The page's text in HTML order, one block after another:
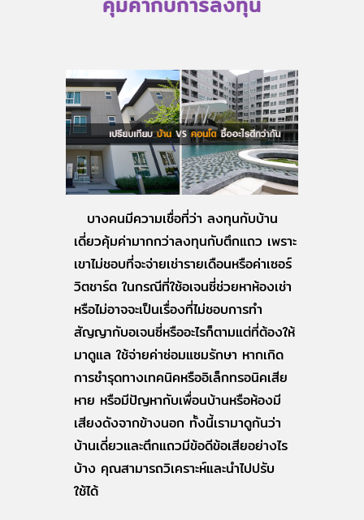
บางคนมีความเชื่อที่ว่า ลงทุนกับบ้าน
เดี่ยวคุ้มค่ามากกว่าลงทุนกับตึกแถว เพราะ
เขาไม่ชอบที่จะจ่ายเช่ารายเดือนหรือค่าเซอร์
วิตชาร์ต ในกรณีที่ใช้อเจนซี่ช่วยหาห้องเช่า
หรือไม่อาจจะเป็นเรื่องที่ไม่ชอบการทำ
สัญญากับอเจนซี่หรืออะไรก็ตามแต่ที่ต้องให้
มาดูแล ใช้จ่ายค่าซ่อมแซมรักษา หากเกิด
การชำรุดทางเทคนิคหรืออิเล็กทรอนิคเสีย
หาย หรือมีปัญหากับเพื่อนบ้านหรือห้องมี
เสียงดังจากข้างนอก ทั้งนี้เรามาดูกันว่า
บ้านเดี่ยวและตึกแถวมีข้อดีข้อเสียอย่างไร
บ้าง คุณสามารถวิเคราะห์และนำไปปรับ
ใช้ได้